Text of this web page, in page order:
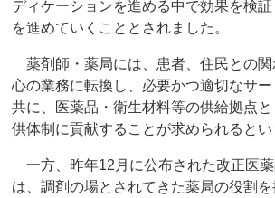
ディケーションを進める中で効果を検
を進めていくこととされました。
薬剤師・薬局には、患者、住民との関
心の業務に転換し、必要かつ適切なサ
共に、医薬品・衛生材料等の供給拠点
供体制に貢献することが求められるとい
一方、昨年12月に公布された改正医
は、調剤の場とされてきた薬局の役割